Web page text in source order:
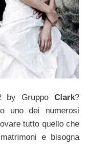
by GruppoClark?
uno dei numerosi
tutto quello che
e bisogna